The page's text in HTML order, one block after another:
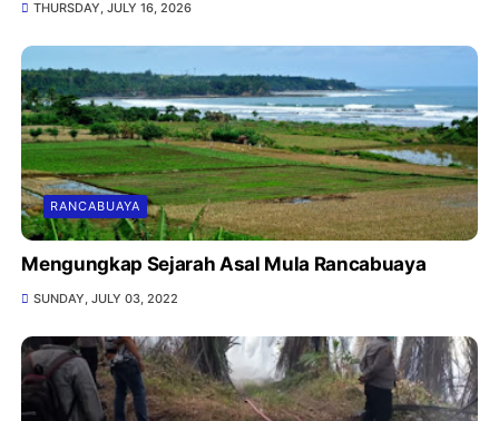
THURSDAY, JULY 16, 2026
RANCABUAYA
Mengungkap Sejarah Asal Mula Rancabuaya
SUNDAY, JULY 03, 2022